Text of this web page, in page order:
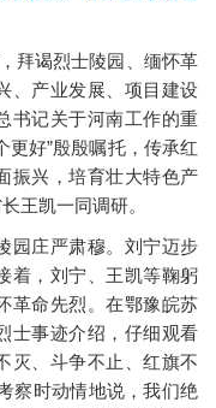
谒烈士陵园、缅怀革
、产业发展、项目建设
书记关于河南工作的重
更好”殷殷嘱托，传承红
振兴，培育壮大特色产
王凯一同调研。
庄严肃穆。刘宁迈步
着，刘宁、王凯等鞠躬
革命先烈。在鄂豫皖苏
士事迹介绍，仔细观看
灭、斗争不止、红旗不
察时动情地说，我们绝